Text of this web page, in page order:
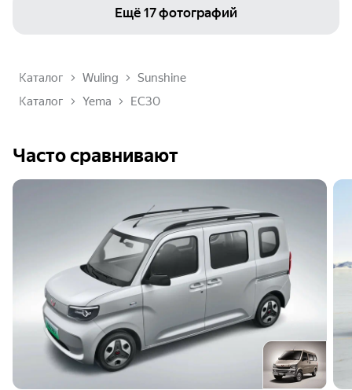
Ещё 17 фотографий
Каталог Wuling
Sunshine
Каталог
Yema EC30
Часто сравнивают